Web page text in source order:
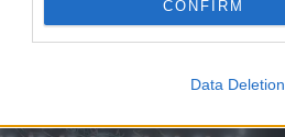
CONFIRM
Data Deletion